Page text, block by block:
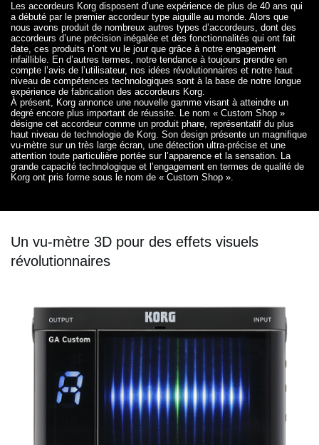
Les accordeurs Korg disposent d’une expérience de plus de 40 ans qui
a débuté par le premier accordeur type aiguille au monde. Alors que
nous avons produit de nombreux autres types d’accordeurs, dont des
accordeurs d’une précision inégalée et des fonctionnalités qui ont fait
date, ces produits n’ont vu le jour que grâce à notre engagement
infaillible. En d’autres termes, notre tendance à toujours prendre en
compte l’avis de l’utilisateur, nos idées révolutionnaires et notre haut
niveau de compétences technologiques sont à la base de notre longue
expérience de fabrication des accordeurs Korg.
À présent, Korg annonce une nouvelle gamme visant à atteindre un
degré encore plus important de réussite. Le nom « Custom Shop »
désigne cet accordeur comme un produit phare, représentatif du plus
haut niveau de technologie de Korg. Son design présente un magnifique
vu-mètre sur un très large écran, une détection ultra-précise et une
attention toute particulière portée sur l’apparence et la sensation. La
grande capacité technologique et l’engagement en termes de qualité de
Korg ont pris forme sous le nom de « Custom Shop ».
Un vu-mètre 3D pour des effets visuels
révolutionnaires